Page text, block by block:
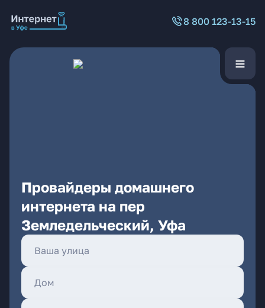
8 800 123-13-15
Провайдеры домашнего
интернета на пер
Земледельческий, Уфа